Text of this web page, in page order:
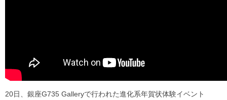
20日、銀座G735 Galleryで行われた進化系年賀状体験イベント